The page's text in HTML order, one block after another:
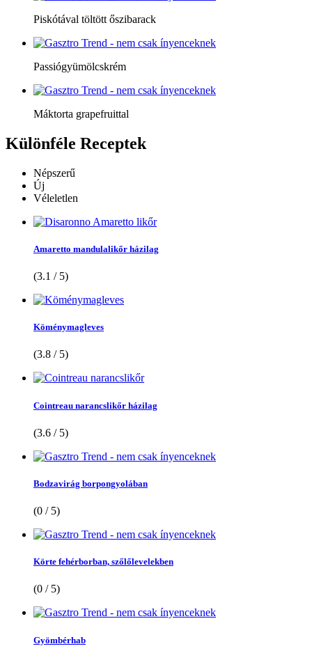
Piskótával töltött őszibarack
Passiógyümölcskrém
Máktorta grapefruittal
Különféle Receptek
Népszerű
Új
Véleletlen
Amaretto mandulalikőr házilag
(3.1 / 5)
Köménymagleves
(3.8 / 5)
Cointreau narancslikőr házilag
(3.6 / 5)
Bodzavirág borpongyolában
(0 / 5)
Körte fehérborban, szőlőlevelekben
(0 / 5)
Gyömbérhab